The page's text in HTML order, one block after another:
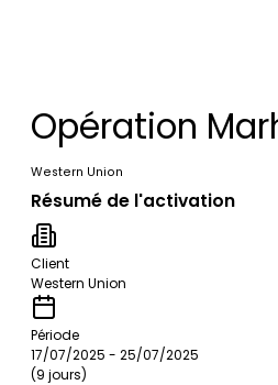
Opération
Western Union
Résumé de l'activation
Client
Western Union
Période
17/07/2025 - 25/07/2025
(9 jours)